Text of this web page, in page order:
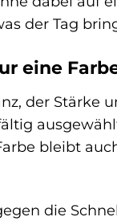
der Tag
eine
der Stärke
bleibt
die